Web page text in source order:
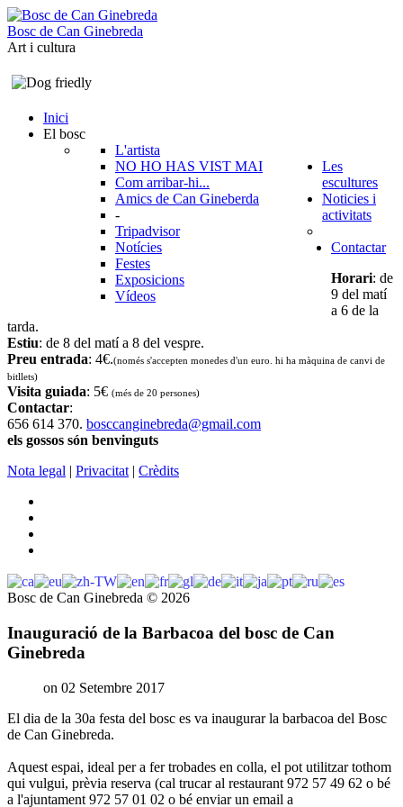
Bosc de Can Ginebreda
Art i cultura
Inici
El bosc
L'artista
NO HO HAS VIST MAI
Com arribar-hi...
Amics de Can Gineberda
-
Tripadvisor
Les
escultures
Noticies i
activitats
Notícies
Festes
Exposicions
Vídeos
Contactar
Horari: de
9 del matí
a 6 de la
tarda.
Estiu: de 8 del matí a 8 del vespre.
Preu entrada: 4€.(només s'accepten monedes d'un euro. hi ha màquina de canvi de
bitllets)
Visita guiada: 5€ (més de 20 persones)
Contactar:
656 614 370. bosccanginebreda@gmail.com
els gossos són benvinguts
Nota legal | Privacitat | Crèdits
Bosc de Can Ginebreda © 2026
Inauguració de la Barbacoa del bosc de Can
Ginebreda
on 02 Setembre 2017
El dia de la 30a festa del bosc es va inaugurar la barbacoa del Bosc
de Can Ginebreda.
Aquest espai, ideal per a fer trobades en colla, el pot utilitzar tothom
qui vulgui, prèvia reserva (cal trucar al restaurant 972 57 49 62 o bé
a l'ajuntament 972 57 01 02 o bé enviar un email a